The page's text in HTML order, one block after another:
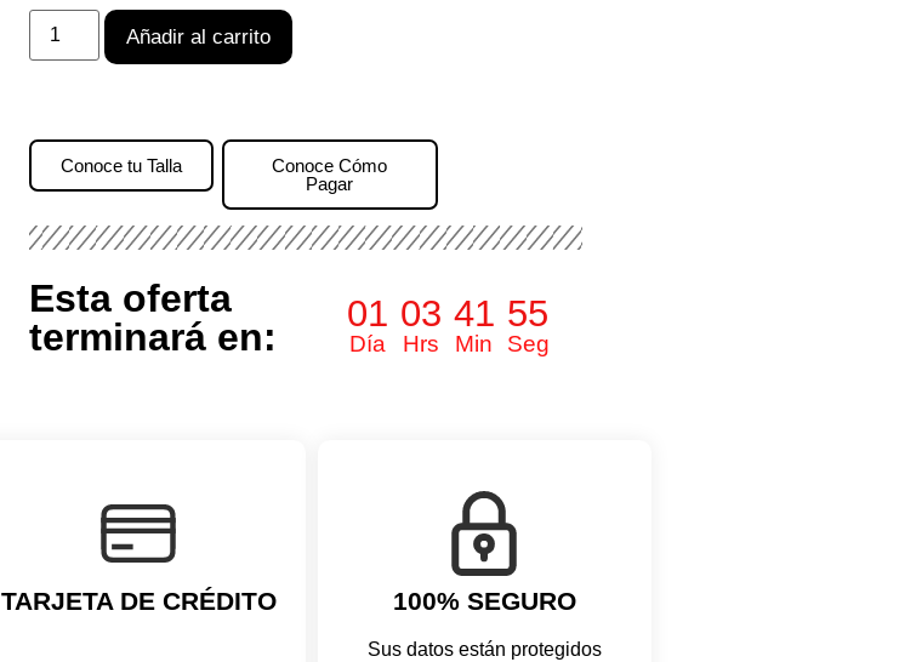
Añadir al carrito
Conoce tu Talla
Conoce Cómo
Pagar
Esta oferta
terminará en:
01
Día
03
Hrs
41
Min
54
Seg
TARJETA DE CRÉDITO 100% SEGURO
Sus datos están protegidos